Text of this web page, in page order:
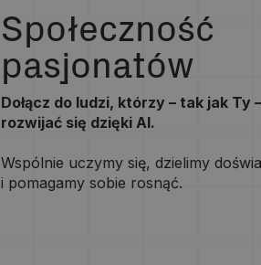
Społeczność
pasjonatów
Dołącz do ludzi, którzy – tak jak Ty
rozwijać się dzięki AI.
Wspólnie uczymy się, dzielimy
i pomagamy sobie rosnąć.